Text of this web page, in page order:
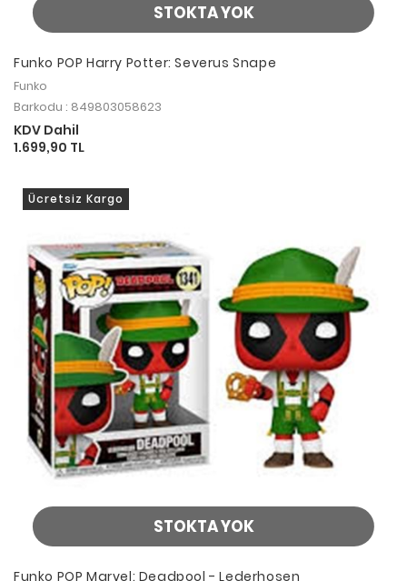
STOKTA YOK
Funko POP Harry Potter: Severus Snape
Funko
Barkodu : 849803058623
KDV Dahil
1.699,90 TL
STOKTA YOK
Ücretsiz Kargo
Funko POP Marvel: Deadpool - Lederhosen